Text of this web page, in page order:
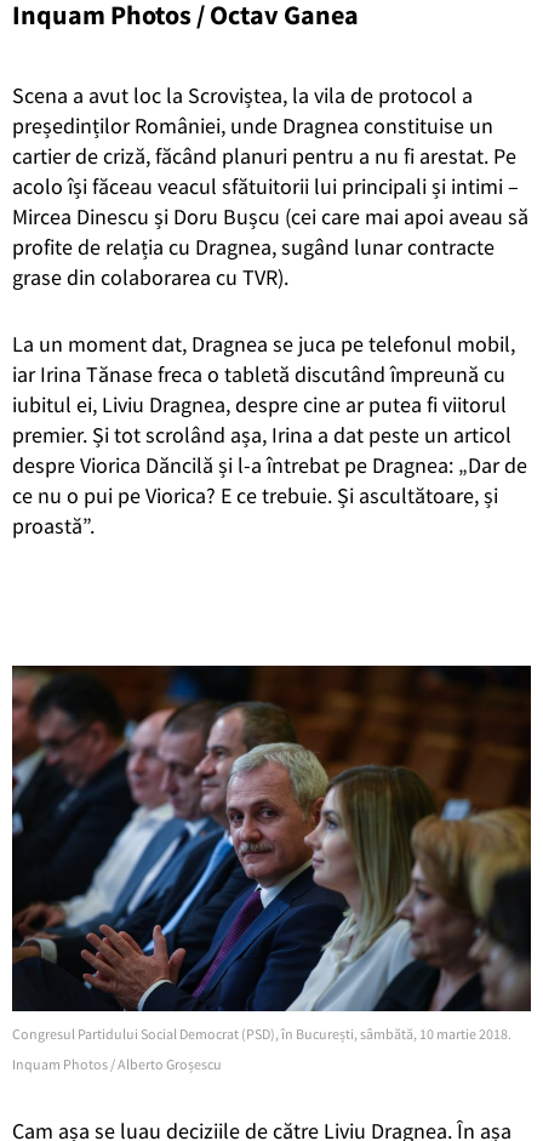
Inquam Photos / Octav Ganea
Scena a avut loc la Scroviștea, la vila de protocol a
președinților României, unde Dragnea constituise un
cartier de criză, făcând planuri pentru a nu fi arestat. Pe
acolo își făceau veacul sfătuitorii lui principali și intimi –
Mircea Dinescu și Doru Bușcu (cei care mai apoi aveau să
profite de relația cu Dragnea, sugând lunar contracte
grase din colaborarea cu TVR).
La un moment dat, Dragnea se juca pe telefonul mobil,
iar Irina Tănase freca o tabletă discutând împreună cu
iubitul ei, Liviu Dragnea, despre cine ar putea fi viitorul
premier. Și tot scrolând așa, Irina a dat peste un articol
despre Viorica Dăncilă și l-a întrebat pe Dragnea: „Dar de
ce nu o pui pe Viorica? E ce trebuie. Și ascultătoare, și
proastă”.
Congresul Partidului Social Democrat (PSD), în București, sâmbătă, 10 martie 2018.
Inquam Photos / Alberto Groșescu
Cam așa se luau deciziile de către Liviu Dragnea. În așa